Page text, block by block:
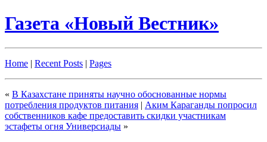
Газета «Новый Вестник»
Home | Recent Posts | Pages
« В Казахстане приняты научно обоснованные нормы
потребления продуктов питания | Аким Караганды попросил
собственников кафе предоставить скидки участникам
эстафеты огня Универсиады »